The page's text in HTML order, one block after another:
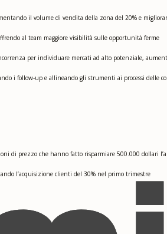
il volume di vendita della zona del 20% e
al team maggiore visibilità sulle opportunità ferme
per individuare mercati ad alto potenziale,
i follow-up e allineando gli strumenti ai processi delle
di prezzo che hanno fatto risparmiare 500.000 dollari
l’acquisizione clienti del 30% nel primo trimestre